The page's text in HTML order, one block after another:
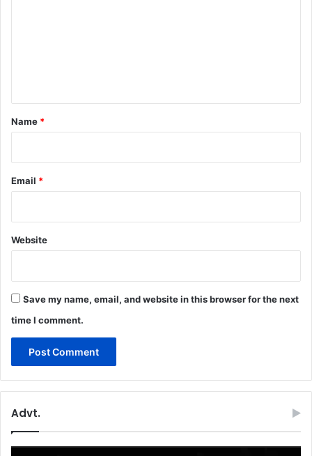
*
Name *
Email *
Website
Save my name, email, and website in this browser for the next
time I comment.
Advt.